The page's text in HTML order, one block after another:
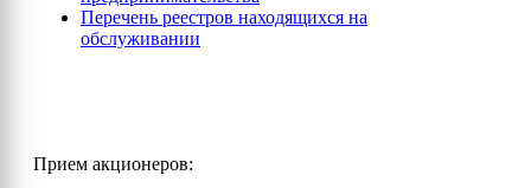
Перечень реестров находящихся на
обслуживании
Прием акционеров: